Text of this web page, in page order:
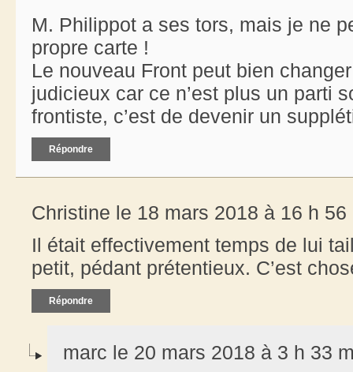
M. Philippot a ses tors, mais je ne
propre carte !
Le nouveau Front peut bien
judicieux car ce n’est plus un parti
frontiste, c’est de devenir un
Répondre
Christine le 18 mars 2018 à 16 h 56
Il était effectivement temps de lui
petit, pédant prétentieux. C’est
Répondre
marc le 20 mars 2018 à 3 h 33